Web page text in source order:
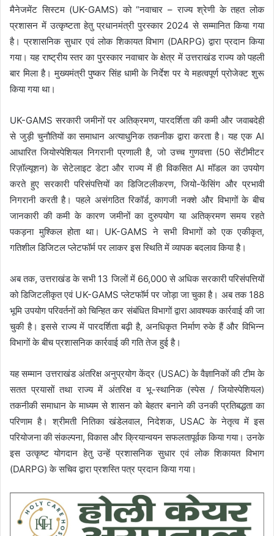
मैनेजमेंट सिस्टम (UK-GAMS) को “नवाचार – राज्य श्रेणी के तहत लोक
प्रशासन में उत्कृष्टता हेतु प्रधानमंत्री पुरस्कार 2024 से सम्मानित किया गया
है। प्रशासनिक सुधार एवं लोक शिकायत विभाग (DARPG) द्वारा प्रदान किया
गया। यह राष्ट्रीय स्तर का पुरस्कार नवाचार के क्षेत्र में उत्तराखंड राज्य को पहली
बार मिला है। मुख्यमंत्री पुष्कर सिंह धामी के निर्देश पर ये महत्वपूर्ण प्रोजेक्ट शुरू
किया गया था।
UK-GAMS सरकारी जमीनों पर अतिक्रमण, पारदर्शिता की कमी और जवाबदेही
से जुड़ी चुनौतियों का समाधान अत्याधुनिक तकनीक द्वारा करता है। यह एक AI
आधारित जियोस्पेशियल निगरानी प्रणाली है, जो उच्च गुणवत्ता (50 सेंटीमीटर
रिज़ॉल्यूशन) के सेटेलाइट डेटा और राज्य में ही विकसित AI मॉडल का उपयोग
करते हुए सरकारी परिसंपत्तियों का डिजिटलीकरण, जियो-फेंसिंग और प्रभावी
निगरानी करती है। पहले असंगठित रिकॉर्ड, कागजी नक्शे और विभागों के बीच
जानकारी की कमी के कारण जमीनों का दुरुपयोग या अतिक्रमण समय रहते
पकड़ना मुश्किल होता था। UK-GAMS ने सभी विभागों को एक एकीकृत,
गतिशील डिजिटल प्लेटफॉर्म पर लाकर इस स्थिति में व्यापक बदलाव किया है।
अब तक, उत्तराखंड के सभी 13 जिलों में 66,000 से अधिक सरकारी परिसंपत्तियों
को डिजिटलीकृत एवं UK-GAMS प्लेटफॉर्म पर जोड़ा जा चुका है। अब तक 188
भूमि उपयोग परिवर्तनों को चिन्हित कर संबंधित विभागों द्वारा आवश्यक कार्रवाई की जा
चुकी है। इससे राज्य में पारदर्शिता बढ़ी है, अनधिकृत निर्माण रुके हैं और विभिन्न
विभागों के बीच प्रशासनिक कार्रवाई की गति तेज हुई है।
यह सम्मान उत्तराखंड अंतरिक्ष अनुप्रयोग केंद्र (USAC) के वैज्ञानिकों की टीम के
सतत प्रयासों तथा राज्य में अंतरिक्ष व भू-स्थानिक (स्पेस / जियोस्पेशियल)
तकनीकी समाधान के माध्यम से शासन को बेहतर बनाने की उनकी प्रतिबद्धता का
परिणाम है। श्रीमती नितिका खंडेलवाल, निदेशक, USAC के नेतृत्व में इस
परियोजना की संकल्पना, विकास और क्रियान्वयन सफलतापूर्वक किया गया। उनके
इस उत्कृष्ट योगदान हेतु उन्हें प्रशासनिक सुधार एवं लोक शिकायत विभाग
(DARPG) के सचिव द्वारा प्रशस्ति पत्र प्रदान किया गया।